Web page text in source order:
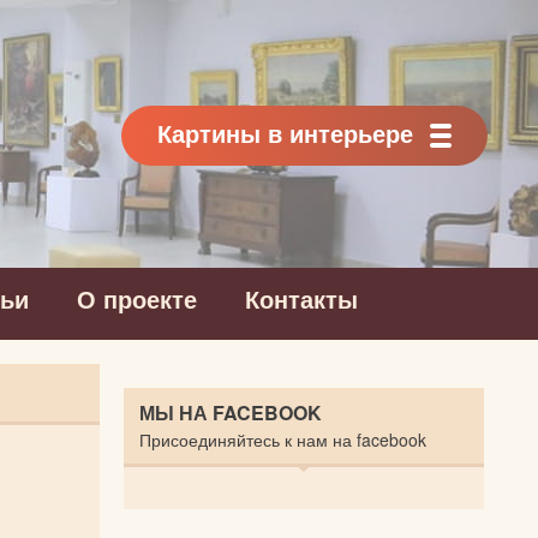
Картины в интерьере
О проекте Контакты
МЫ НА FACEBOOK
Присоединяйтесь к нам на facebook